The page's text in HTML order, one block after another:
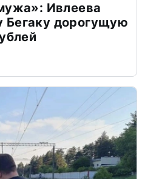
Ивлеева
Бегаку дорогущую